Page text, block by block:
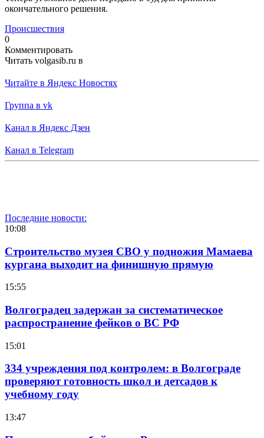
окончательного решения.
Происшествия
0
Комментировать
Читать volgasib.ru в
Читайте в Яндекс Новостях
Группа в vk
Канал в Яндекс Дзен
Канал в Telegram
Последние новости:
10:08
Строительство музея СВО у подножия Мамаева
кургана выходит на финишную прямую
15:55
Волгоградец задержан за систематическое
распространение фейков о ВС РФ
15:01
334 учреждения под контролем: в Волгограде
проверяют готовность школ и детсадов к
учебному году
13:47